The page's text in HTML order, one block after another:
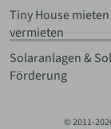
Tiny House
vermieten
Solaranlagen &
Förderung
© 2011-